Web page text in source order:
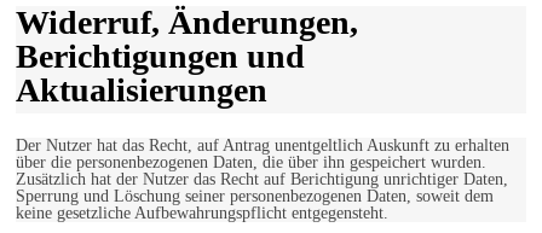
Widerruf, Änderungen,
Berichtigungen und
Aktualisierungen
Der Nutzer hat das Recht, auf Antrag unentgeltlich Auskunft zu erhalten
über die personenbezogenen Daten, die über ihn gespeichert wurden.
Zusätzlich hat der Nutzer das Recht auf Berichtigung unrichtiger Daten,
Sperrung und Löschung seiner personenbezogenen Daten, soweit dem
keine gesetzliche Aufbewahrungspflicht entgegensteht.